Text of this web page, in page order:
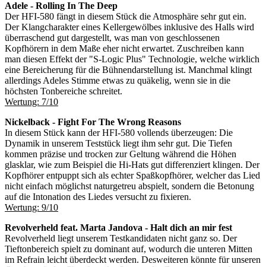
Adele - Rolling In The Deep
Der HFI-580 fängt in diesem Stück die Atmosphäre sehr gut ein.
Der Klangcharakter eines Kellergewölbes inklusive des Halls wird
überraschend gut dargestellt, was man von geschlossenen
Kopfhörern in dem Maße eher nicht erwartet. Zuschreiben kann
man diesen Effekt der "S-Logic Plus" Technologie, welche wirklich
eine Bereicherung für die Bühnendarstellung ist. Manchmal klingt
allerdings Adeles Stimme etwas zu quäkelig, wenn sie in die
höchsten Tonbereiche schreitet.
Wertung: 7/10
Nickelback - Fight For The Wrong Reasons
In diesem Stück kann der HFI-580 vollends überzeugen: Die
Dynamik in unserem Teststück liegt ihm sehr gut. Die Tiefen
kommen präzise und trocken zur Geltung während die Höhen
glasklar, wie zum Beispiel die Hi-Hats gut differenziert klingen. Der
Kopfhörer entpuppt sich als echter Spaßkopfhörer, welcher das Lied
nicht einfach möglichst naturgetreu abspielt, sondern die Betonung
auf die Intonation des Liedes versucht zu fixieren.
Wertung: 9/10
Revolverheld feat. Marta Jandova - Halt dich an mir fest
Revolverheld liegt unserem Testkandidaten nicht ganz so. Der
Tieftonbereich spielt zu dominant auf, wodurch die unteren Mitten
im Refrain leicht überdeckt werden. Desweiteren könnte für unseren